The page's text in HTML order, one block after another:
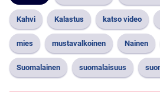
Kahvi Kalastus katso video
mies mustavalkoinen Nainen
Suomalainen suomalaisuus